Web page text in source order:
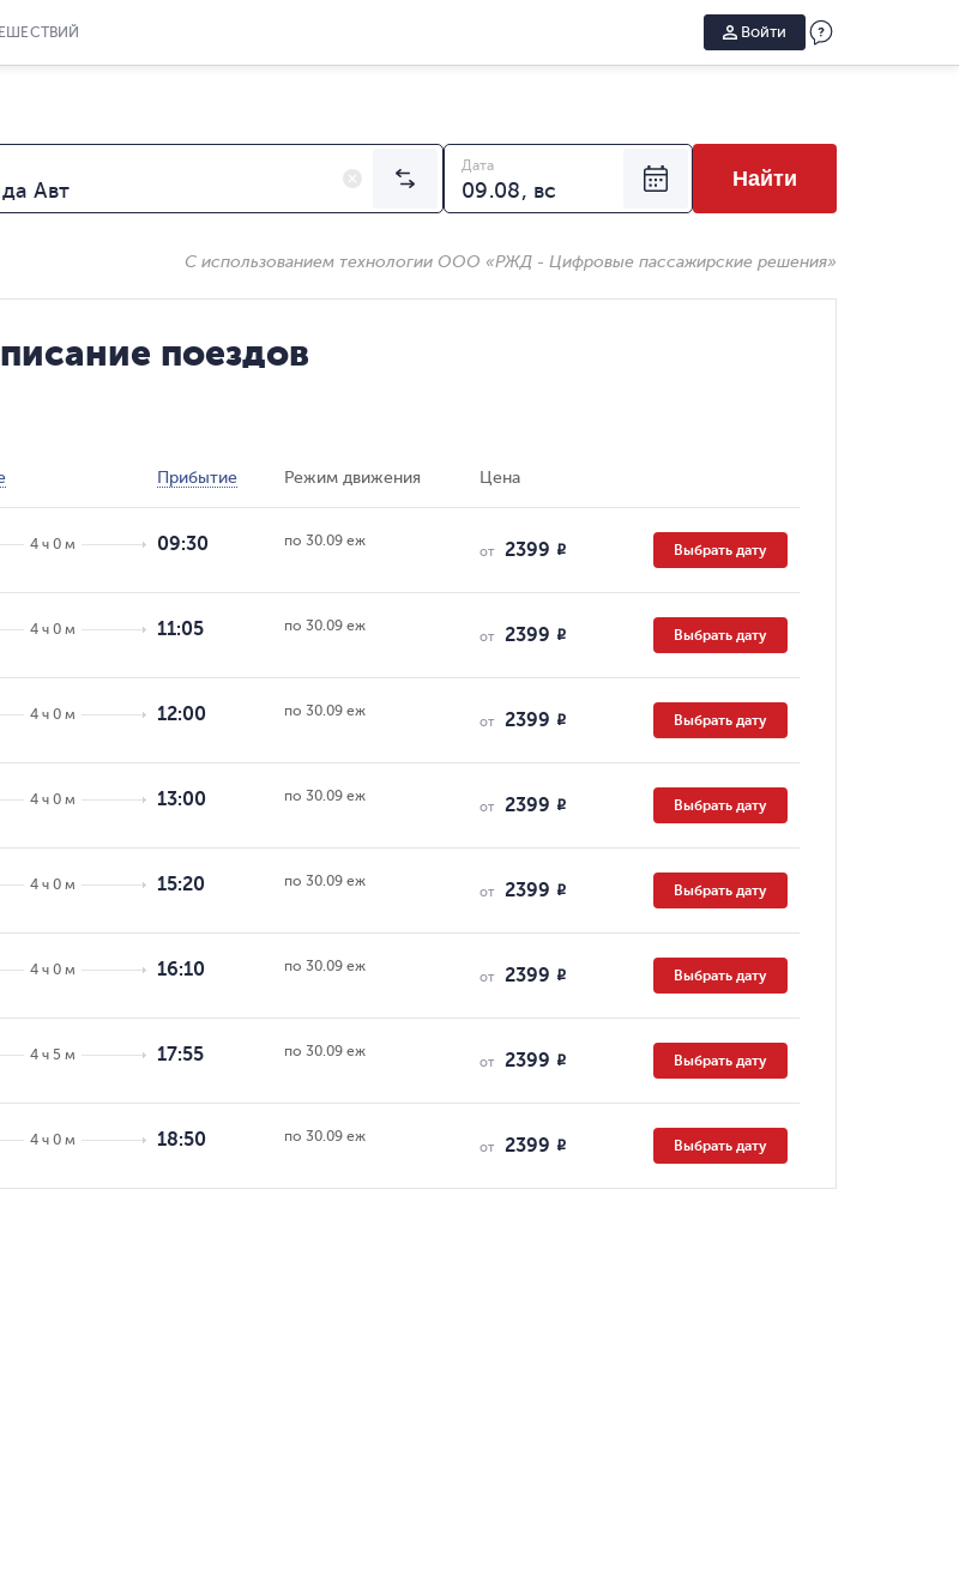
Войти
Дата
Найти
С использованием технологии ООО «РЖД - Цифровые пассажирские решения»
поездов
Прибытие Режим движения Цена
4 ч 0 м 09:30 по 30.09 еж
от 2399 R Выбрать дату
4 ч 0 м 11:05 по 30.09 еж
от 2399 R Выбрать дату
4 ч 0 м 12:00 по 30.09 еж
от 2399 R Выбрать дату
4 ч 0 м 13:00 по 30.09 еж
от 2399 R Выбрать дату
4 ч 0 м 15:20 по 30.09 еж
от 2399 R Выбрать дату
4 ч 0 м 16:10 по 30.09 еж
от 2399 R Выбрать дату
4 ч 5 м 17:55 по 30.09 еж
от 2399 R Выбрать дату
4 ч 0 м 18:50 по 30.09 еж
от 2399 R Выбрать дату